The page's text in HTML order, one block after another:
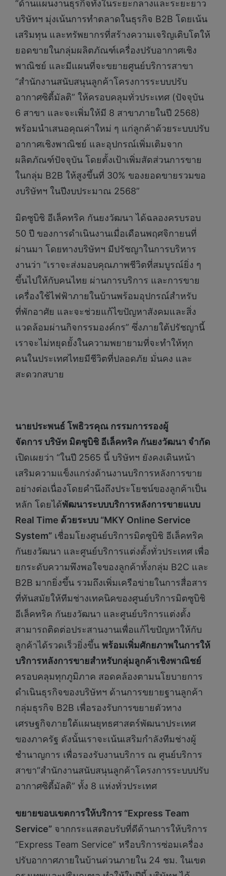
“ด้านแผนงานธุรกิจทั้งในระยะกลางและระยะยาว
บริษัทฯ มุ่งเน้นการทำตลาดในธุรกิจ B2B โดยเน้น
เสริมทุน และทรัพยากรที่สร้างความเจริญเติบโตให้
ยอดขายในกลุ่มผลิตภัณฑ์เครื่องปรับอากาศเชิง
พาณิชย์ และมีแผนที่จะขยายศูนย์บริการสาขา
“สำนักงานสนับสนุนลูกค้าโครงการระบบปรับ
อากาศซิตี้มัลติ” ให้ครอบคลุมทั่วประเทศ (ปัจจุบัน
6 สาขา และจะเพิ่มให้มี 8 สาขาภายในปี 2568)
พร้อมนำเสนอคุณค่าใหม่ ๆ แก่ลูกค้าด้วยระบบปรับ
อากาศเชิงพาณิชย์ และอุปกรณ์เพิ่มเติมจาก
ผลิตภัณฑ์ปัจจุบัน โดยตั้งเป้าเพิ่มสัดส่วนการขาย
ในกลุ่ม B2B ให้สูงขึ้นที่ 30% ของยอดขายรวมขอ
งบริษัทฯ ในปีงบประมาณ 2568”
มิตซูบิชิ อีเล็คทริค กันยงวัฒนา ได้ฉลองครบรอบ
50 ปี ของการดำเนินงานเมื่อเดือนพฤศจิกายนที่
ผ่านมา โดยทางบริษัทฯ มีปรัชญาในการบริหาร
งานว่า “เราจะส่งมอบคุณภาพชีวิตที่สมบูรณ์ยิ่ง ๆ
ขึ้นไปให้กับคนไทย ผ่านการบริการ และการขาย
เครื่องใช้ไฟฟ้าภายในบ้านพร้อมอุปกรณ์สำหรับ
ที่พักอาศัย และจะช่วยแก้ไขปัญหาสังคมและสิ่ง
แวดล้อมผ่านกิจกรรมองค์กร” ซึ่งภายใต้ปรัชญานี้
เราจะไม่หยุดยั้งในความพยายามที่จะทำให้ทุก
คนในประเทศไทยมีชีวิตที่ปลอดภัย มั่นคง และ
สะดวกสบาย
นายประพนธ์ โพธิวรคุณ กรรมการรองผู้
จัดการบริษัท มิตซูบิชิ อีเล็คทริค กันยงวัฒนา จำกัด
เปิดเผยว่า “ในปี 2565 นี้ บริษัทฯ ยังคงเดินหน้า
เสริมความแข็งแกร่งด้านงานบริการหลังการขาย
อย่างต่อเนื่องโดยคำนึงถึงประโยชน์ของลูกค้าเป็น
หลัก โดยได้พัฒนาระบบบริการหลังการขายแบบ
Real Time ด้วยระบบ “MKY Online Service
System” เชื่อมโยงศูนย์บริการมิตซูบิชิ อีเล็คทริค
กันยงวัฒนา และศูนย์บริการแต่งตั้งทั่วประเทศ เพื่อ
ยกระดับความพึงพอใจของลูกค้าทั้งกลุ่ม B2C และ
B2B มากยิ่งขึ้น รวมถึงเพิ่มเครือข่ายในการสื่อสาร
ที่ทันสมัยให้ทีมช่างเทคนิคของศูนย์บริการมิตซูบิชิ
อีเล็คทริค กันยงวัฒนา และศูนย์บริการแต่งตั้ง
สามารถติดต่อประสานงานเพื่อแก้ไขปัญหาให้กับ
ลูกค้าได้รวดเร็วยิ่งขึ้น พร้อมเพิ่มศักยภาพในการให้
บริการหลังการขายสำหรับกลุ่มลูกค้าเชิงพาณิชย์
ครอบคลุมทุกภูมิภาค สอดคล้องตามนโยบายการ
ดำเนินธุรกิจของบริษัทฯ ด้านการขยายฐานลูกค้า
กลุ่มธุรกิจ B2B เพื่อรองรับการขยายตัวทาง
เศรษฐกิจภายใต้แผนยุทธศาสตร์พัฒนาประเทศ
ของภาครัฐ ดังนั้นเราจะเน้นเสริมกำลังทีมช่างผู้
ชำนาญการ เพื่อรองรับงานบริการ ณ ศูนย์บริการ
สาขา“สำนักงานสนับสนุนลูกค้าโครงการระบบปรับ
อากาศซิตี้มัลติ” ทั้ง 8 แห่งทั่วประเทศ
ขยายขอบเขตการให้บริการ “Express Team
Service” จากกระแสตอบรับที่ดีด้านการให้บริการ
“Express Team Service” หรือบริการซ่อมเครื่อง
ปรับอากาศภายในบ้านด่วนภายใน 24 ชม. ในเขต